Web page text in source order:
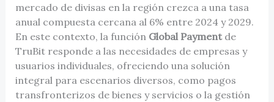
mercado de divisas en la región crezca a una tasa
anual compuesta cercana al 6% entre 2024 y 2029.
En este contexto, la función Global Paymentde
TruBit responde a las necesidades de empresas y
usuarios individuales, ofreciendo una solución
integral para escenarios diversos, como pagos
transfronterizos de bienes y servicios o la gestión